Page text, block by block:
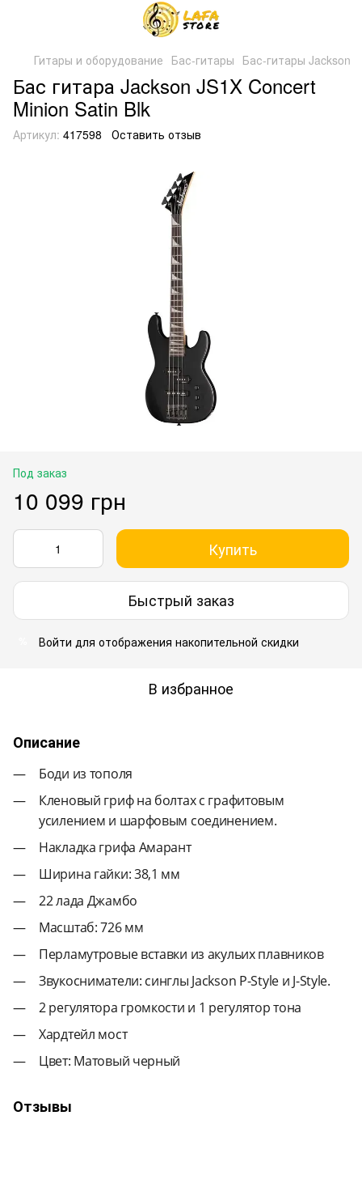
Гитары и оборудование Бас-гитары Бас-гитары Jackson
Бас гитара Jackson JS1X Concert
Minion Satin Blk
Артикул: 417598 Оставить отзыв
Под заказ
10 099 грн
Купить
Быстрый заказ
Войти для отображения накопительной скидки
В избранное
Описание
Боди из тополя
Кленовый гриф на болтах с графитовым
усилением и шарфовым соединением.
Накладка грифа Амарант
Ширина гайки: 38,1 мм
22 лада Джамбо
Масштаб: 726 мм
Перламутровые вставки из акульих плавников
Звукосниматели: синглы Jackson P-Style и J-Style.
2 регулятора громкости и 1 регулятор тона
Хардтейл мост
Цвет: Матовый черный
Отзывы